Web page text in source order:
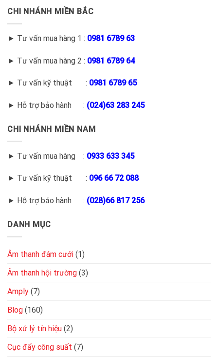
CHI NHÁNH MIỀN BẮC
► Tư vấn mua hàng 1 : 0981 6789 63
► Tư vấn mua hàng 2 : 0981 6789 64
► Tư vấn kỹ thuật : 0981 6789 65
► Hỗ trợ bảo hành : (024)63 283 245
CHI NHÁNH MIỀN NAM
► Tư vấn mua hàng : 0933 633 345
► Tư vấn kỹ thuật : 096 66 72 088
► Hỗ trợ bảo hành : (028)66 817 256
DANH MỤC
Âm thanh đám cưới (1)
Âm thanh hội trường (3)
Amply (7)
Blog (160)
Bộ xử lý tín hiệu (2)
Cục đẩy công suất (7)